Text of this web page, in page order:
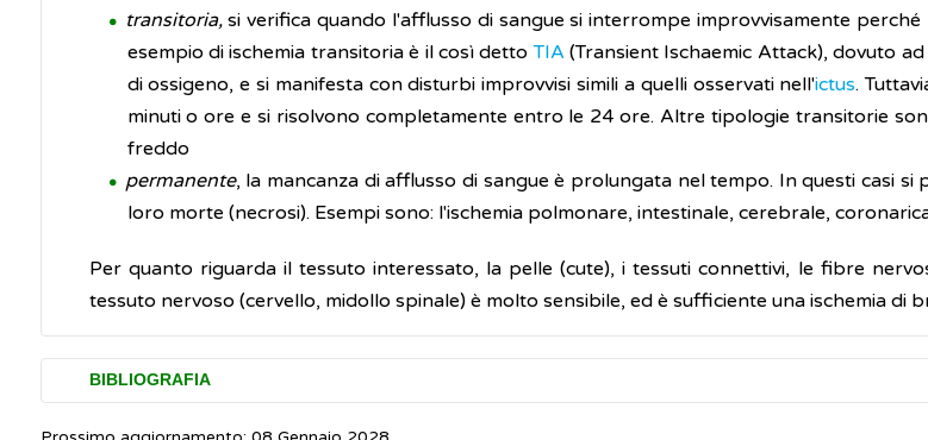
transitoria,si verifica quando l'afflusso di sangue si interrompe improvvisamente
esempio di ischemia transitoria è il così dettoTIA (Transient Ischaemic Attack), dovuto
di ossigeno, e si manifesta con disturbi improvvisi simili a quelli osservati nell'ictus.
minuti o ore e si risolvono completamente entro le 24 ore. Altre tipologie transitorie
freddo
permanente, la mancanza di afflusso di sangue è prolungata nel tempo. In questi casi
loro morte (necrosi). Esempi sono: l'ischemia polmonare, intestinale, cerebrale,
Per quanto riguarda il tessuto interessato, la pelle (cute), i tessuti connettivi, le fibre
tessuto nervoso (cervello, midollo spinale) è molto sensibile, ed è sufficiente una ischemia di
BIBLIOGRAFIA